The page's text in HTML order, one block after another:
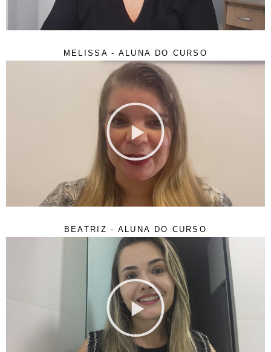
MELISSA - ALUNA DO CURSO
BEATRIZ - ALUNA DO CURSO